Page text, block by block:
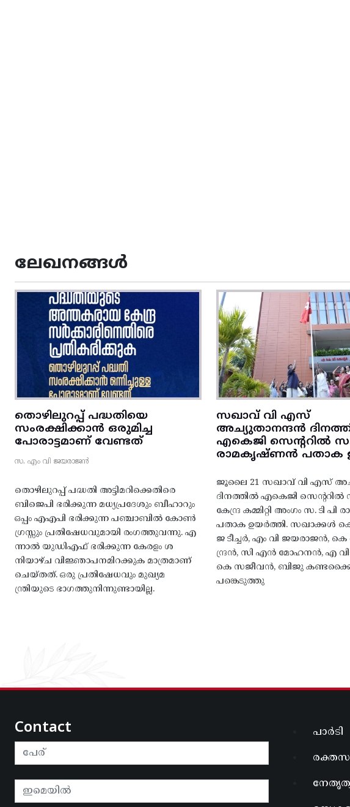
ലേഖനങ്ങൾ
തൊഴിലുറപ്പ് പദ്ധതിയെ
സംരക്ഷിക്കാൻ ഒരുമിച്ച
പോരാട്ടമാണ് വേണ്ടത്
സ. എം വി ജയരാജൻ
തൊഴിലുറപ്പ് പദ്ധതി അട്ടിമറിക്കെതിരെ
ബിജെപി ഭരിക്കുന്ന മധ്യപ്രദേശും ബീഹാറും
ഒപ്പം എഎപി ഭരിക്കുന്ന പഞ്ചാബിൽ കോൺ
ഗ്രസ്സും പ്രതിഷേധവുമായി രംഗത്തുവന്നു. എ
ന്നാൽ യുഡിഎഫ് ഭരിക്കുന്ന കേരളം ശ
നിയാഴ്ച വിജ്ഞാപനമിറക്കുക മാത്രമാണ്
ചെയ്തത്. ഒരു പ്രതിഷേധവും മുഖ്യമ
ന്ത്രിയുടെ ഭാഗത്തുനിന്നുണ്ടായില്ല.
സഖാവ് വി എസ്
അച്യുതാനന്ദൻ
എകെജി സെന്ററിൽ സ.
രാമകൃഷ്‌ണൻ പതാക
ജൂലൈ 21 സഖാവ് വി എസ്
ദിനത്തിൽ എകെജി
കേന്ദ്ര കമ്മിറ്റി അംഗം സ. ടി
പതാക ഉയർത്തി. സഖാക്കൾ
ജ ടീച്ചർ, എം വി ജയരാജൻ,
ന്ദ്രൻ, സി എൻ മോഹനൻ, എ
കെ സജീവൻ, ബിജു കണ്ടക്കൈ
പങ്കെടുത്തു
Contact പാർടി